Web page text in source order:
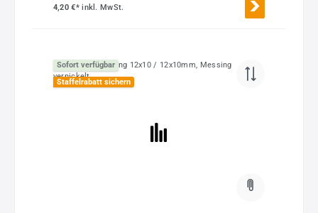
4,20 €*inkl. MwSt.
Sofort verfügbar
Staffelrabatt sichern